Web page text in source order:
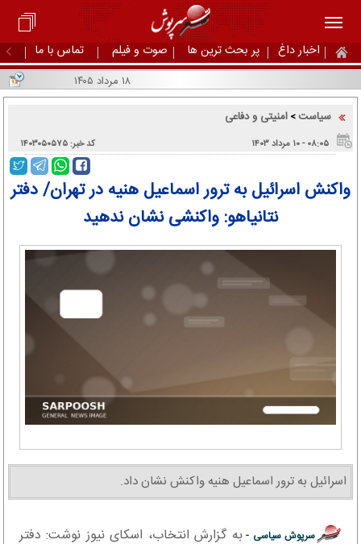
اخبار داغ پر بحث ترین ها صوت و فیلم تماس با ما
۱۸ مرداد ۱۴۰۵
سیاست > امنیتی و دفاعی
۰۸:۰۵ - ۱۰ مرداد ۱۴۰۳ کد خبر: ۱۴۰۳۰۵۰۵۷۵
واکنش اسرائیل به ترور اسماعیل هنیه در تهران/ دفتر
نتانیاهو: واکنشی نشان ندهید
اسرائیل به ترور اسماعیل هنیه واکنش نشان داد.
سرپوش سیاسی -به گزارش انتخاب، اسکای نیوز نوشت: دفتر